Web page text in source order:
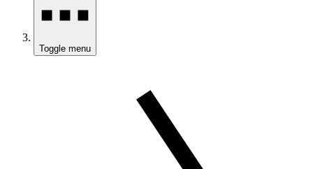
Toggle menu